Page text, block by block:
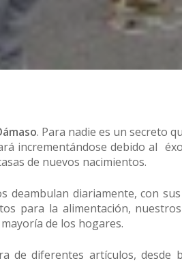
. Para nadie es un secreto
incrementándose debido al
de nuevos nacimientos.
deambulan diariamente, con
para la alimentación,
de los hogares.
de diferentes artículos, desde